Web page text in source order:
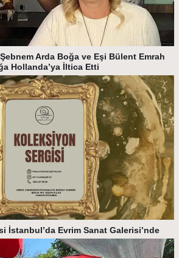
Arda Boğa ve Eşi Bülent Emrah
Hollanda’ya İltica Etti
İstanbul’da Evrim Sanat Galerisi’nde